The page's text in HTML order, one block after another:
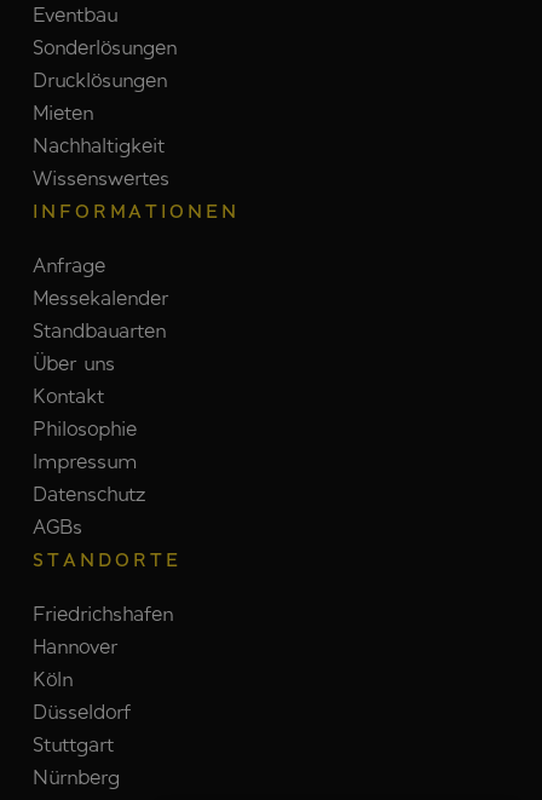
Eventbau
Sonderlösungen
Drucklösungen
Mieten
Nachhaltigkeit
Wissenswertes
INFORMATIONEN
Anfrage
Messekalender
Standbauarten
Über uns
Kontakt
Philosophie
Impressum
Datenschutz
AGBs
STANDORTE
Friedrichshafen
Hannover
Köln
Düsseldorf
Stuttgart
Nürnberg